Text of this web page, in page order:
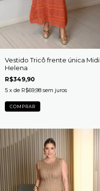
Vestido Tricô frente única Midi
Helena
R$349,90
5 x de R$69,98 sem juros
COMPRAR